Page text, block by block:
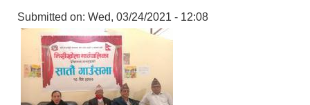
Submitted on: Wed, 03/24/2021 - 12:08